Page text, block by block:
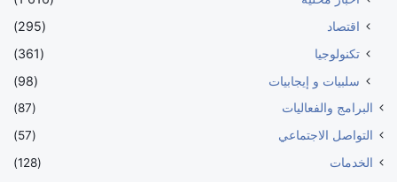
اقتصاد
(295)
تكنولوجيا
(361)
سلبيات و إيجابيات
(98)
البرامج والفعاليات
(87)
التواصل الاجتماعي
(57)
الخدمات
(128)